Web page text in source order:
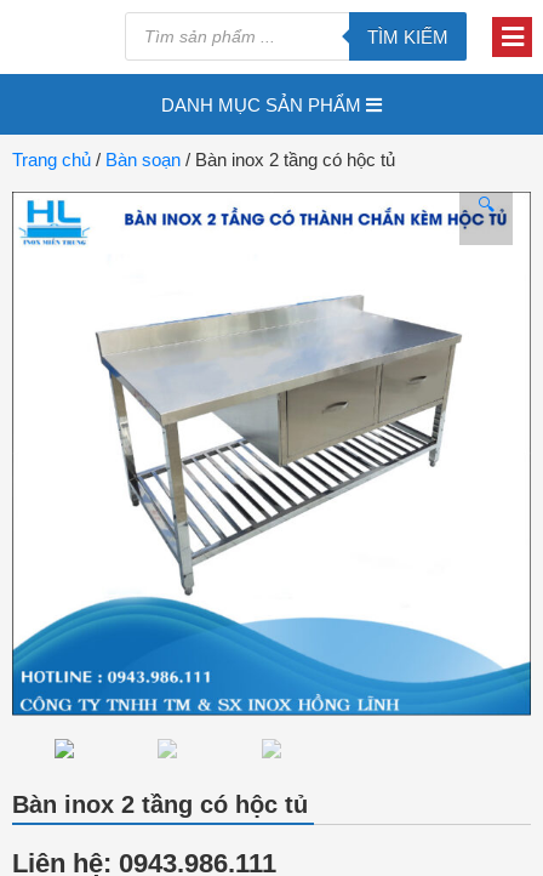
TÌM KIẾM
DANH MỤC SẢN PHẨM
Trang chủ / Bàn soạn / Bàn inox 2 tầng có hộc tủ
🔍
Bàn inox 2 tầng có hộc tủ
Liên hệ: 0943.986.111